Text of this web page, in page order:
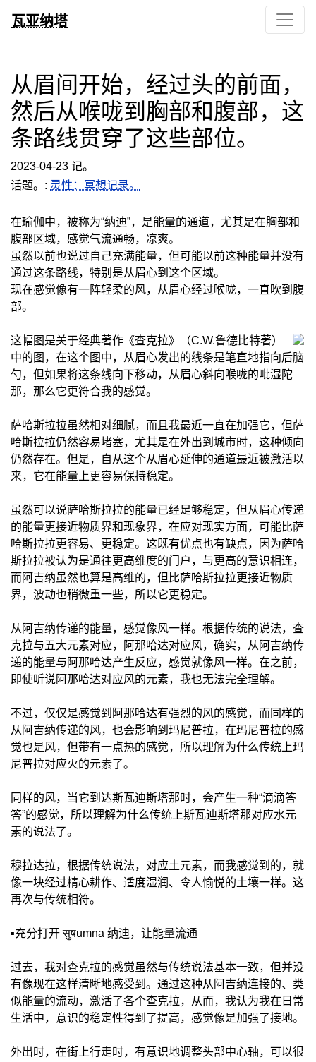
瓦亚纳塔
从眉间开始，经过头的前面，
然后从喉咙到胸部和腹部，这
条路线贯穿了这些部位。
2023-04-23 记。
话题。: 灵性：冥想记录。
在瑜伽中，被称为“纳迪”，是能量的通道，尤其是在胸部和
腹部区域，感觉气流通畅，凉爽。
虽然以前也说过自己充满能量，但可能以前这种能量并没有
通过这条路线，特别是从眉心到这个区域。
现在感觉像有一阵轻柔的风，从眉心经过喉咙，一直吹到腹
部。
这幅图是关于经典著作《查克拉》（C.W.鲁德比特著）
中的图，在这个图中，从眉心发出的线条是笔直地指向后脑
勺，但如果将这条线向下移动，从眉心斜向喉咙的毗湿陀
那，那么它更符合我的感觉。
萨哈斯拉拉虽然相对细腻，而且我最近一直在加强它，但萨
哈斯拉拉仍然容易堵塞，尤其是在外出到城市时，这种倾向
仍然存在。但是，自从这个从眉心延伸的通道最近被激活以
来，它在能量上更容易保持稳定。
虽然可以说萨哈斯拉拉的能量已经足够稳定，但从眉心传递
的能量更接近物质界和现象界，在应对现实方面，可能比萨
哈斯拉拉更容易、更稳定。这既有优点也有缺点，因为萨哈
斯拉拉被认为是通往更高维度的门户，与更高的意识相连，
而阿吉纳虽然也算是高维的，但比萨哈斯拉拉更接近物质
界，波动也稍微重一些，所以它更稳定。
从阿吉纳传递的能量，感觉像风一样。根据传统的说法，查
克拉与五大元素对应，阿那哈达对应风，确实，从阿吉纳传
递的能量与阿那哈达产生反应，感觉就像风一样。在之前，
即使听说阿那哈达对应风的元素，我也无法完全理解。
不过，仅仅是感觉到阿那哈达有强烈的风的感觉，而同样的
从阿吉纳传递的风，也会影响到玛尼普拉，在玛尼普拉的感
觉也是风，但带有一点热的感觉，所以理解为什么传统上玛
尼普拉对应火的元素了。
同样的风，当它到达斯瓦迪斯塔那时，会产生一种“滴滴答
答”的感觉，所以理解为什么传统上斯瓦迪斯塔那对应水元
素的说法了。
穆拉达拉，根据传统说法，对应土元素，而我感觉到的，就
像一块经过精心耕作、适度湿润、令人愉悦的土壤一样。这
再次与传统相符。
▪️充分打开 सुषumna 纳迪，让能量流通
过去，我对查克拉的感觉虽然与传统说法基本一致，但并没
有像现在这样清晰地感受到。通过这种从阿吉纳连接的、类
似能量的流动，激活了各个查克拉，从而，我认为我在日常
生活中，意识的稳定性得到了提高，感觉像是加强了接地。
外出时，在街上行走时，有意识地调整头部中心轴，可以很